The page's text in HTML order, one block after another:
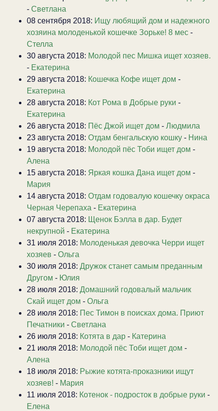
- Светлана
08 сентября 2018: Ищу любящий дом и надежного
хозяина молоденькой кошечке Зорьке! 8 мес -
Стелла
30 августа 2018: Молодой пес Мишка ищет хозяев.
- Екатерина
29 августа 2018: Кошечка Кофе ищет дом -
Екатерина
28 августа 2018: Кот Рома в Добрые руки -
Екатерина
26 августа 2018: Пёс Джой ищет дом - Людмила
23 августа 2018: Отдам бенгальскую кошку - Нина
19 августа 2018: Молодой пёс Тоби ищет дом -
Алена
15 августа 2018: Яркая кошка Дана ищет дом -
Мария
14 августа 2018: Отдам годовалую кошечку окраса
Черная Черепаха - Екатерина
07 августа 2018: Щенок Бэлла в дар. Будет
некрупной - Екатерина
31 июля 2018: Молоденькая девочка Черри ищет
хозяев - Ольга
30 июля 2018: Дружок станет самым преданным
Другом - Юлия
28 июля 2018: Домашний годовалый мальчик
Скай ищет дом - Ольга
28 июля 2018: Пес Тимон в поисках дома. Приют
Печатники - Светлана
26 июля 2018: Котята в дар - Катерина
21 июля 2018: Молодой пёс Тоби ищет дом -
Алена
18 июля 2018: Рыжие котята-проказники ищут
хозяев! - Мария
11 июля 2018: Котенок - подросток в добрые руки -
Елена